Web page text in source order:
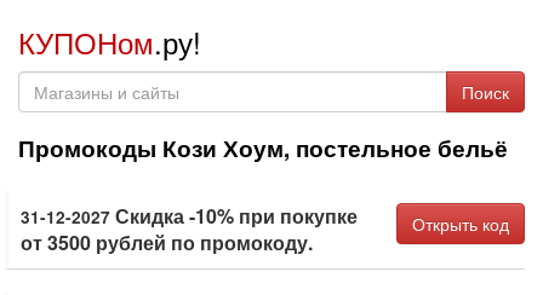
КУПОНом.ру!
Поиск
Промокоды Кози Хоум, постельное бельё
31-12-2027 Скидка -10% при покупке
от 3500 рублей по промокоду.
Открыть код